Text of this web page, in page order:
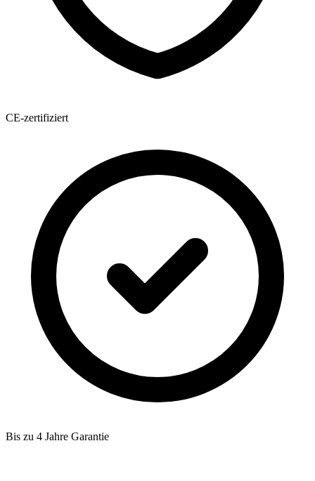
CE-zertifiziert
Bis zu 4 Jahre Garantie